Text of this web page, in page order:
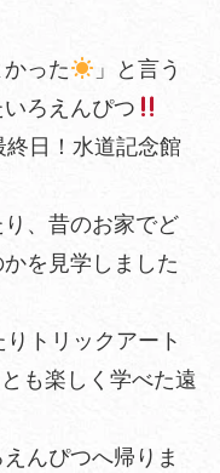
った
」と言う
ろえんぴつ
日！水道記念館
、昔のお家でど
を見学しました
トリックアート
も楽しく学べた遠
んぴつへ帰りま